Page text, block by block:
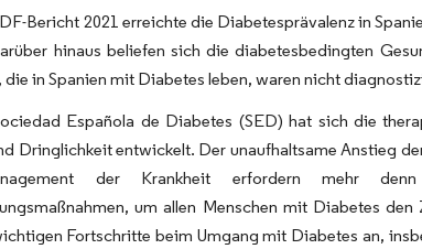
Bericht 2021 erreichte die Diabetesprävalenz in
hinaus beliefen sich die diabetesbedingten
die in Spanien mit Diabetes leben, waren nicht
Española de Diabetes (SED) hat sich die
Dringlichkeit entwickelt. Der unaufhaltsame Anstieg
der Krankheit erfordern mehr denn
um allen Menschen mit Diabetes
Fortschritte beim Umgang mit Diabetes an,